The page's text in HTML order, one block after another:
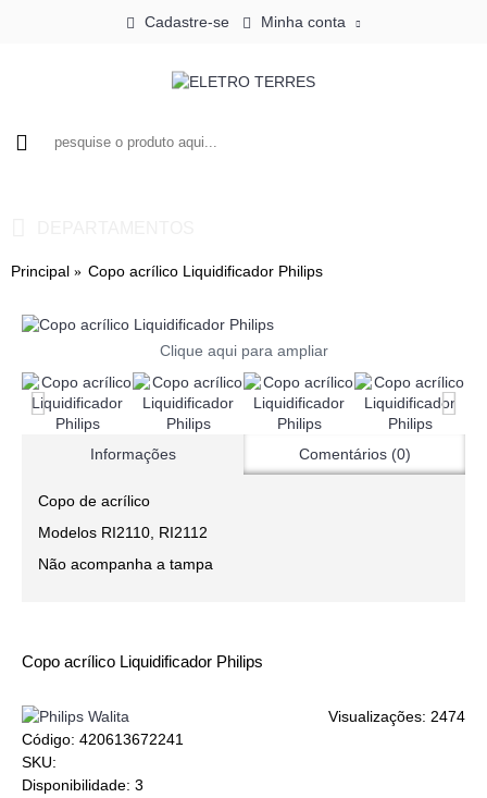
Cadastre-se Minha conta
Principal Copo acrílico Liquidificador Philips
Clique aqui para ampliar
Informações Comentários (0)
Copo de acrílico
Modelos RI2110, RI2112
Não acompanha a tampa
Copo acrílico Liquidificador Philips
Visualizações: 2474
Código: 420613672241
SKU:
Disponibilidade: 3